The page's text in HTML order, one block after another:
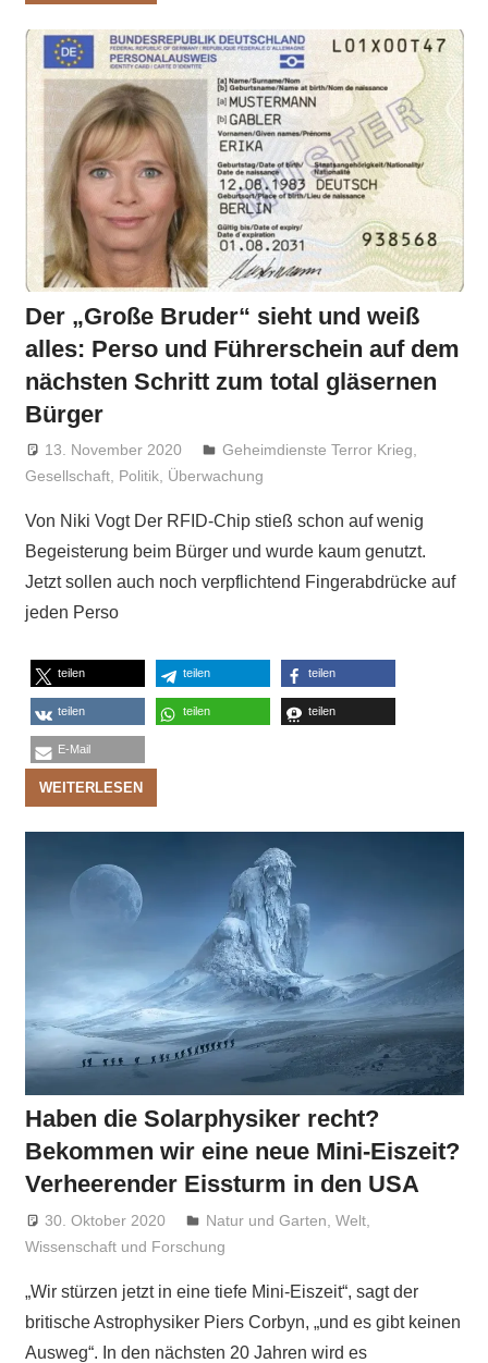
Der „Große Bruder“ sieht und weiß
alles: Perso und Führerschein auf dem
nächsten Schritt zum total gläsernen
Bürger
13. November 2020 Niki Vogt
Geheimdienste Terror Krieg,
Gesellschaft, Politik, Überwachung
Von Niki Vogt Der RFID-Chip stieß schon auf wenig
Begeisterung beim Bürger und wurde kaum genutzt.
Jetzt sollen auch noch verpflichtend Fingerabdrücke auf
jeden Perso
teilen teilen teilen
teilen teilen teilen
E-Mail
WEITERLESEN
Haben die Solarphysiker recht?
Bekommen wir eine neue Mini-Eiszeit?
Verheerender Eissturm in den USA
30. Oktober 2020 Niki Vogt
Natur und Garten ,Welt
Wissenschaft und Forschung
„Wir stürzen jetzt in eine tiefe Mini-Eiszeit“, sagt der
britische Astrophysiker Piers Corbyn, „und es gibt keinen
Ausweg“. In den nächsten 20 Jahren wird es